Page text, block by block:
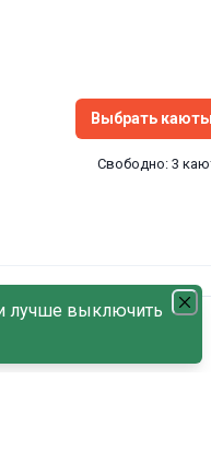
Выбрать
Свободно: 3
лучше выключить